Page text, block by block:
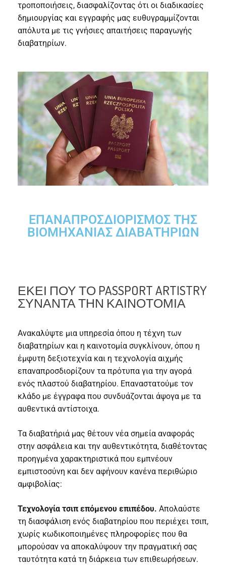
τροποποιήσεις, διασφαλίζοντας ότι οι διαδικασίες
δημιουργίας και εγγραφής μας ευθυγραμμίζονται
απόλυτα με τις γνήσιες απαιτήσεις παραγωγής
διαβατηρίων.
ΕΠΑΝΑΠΡΟΣΔΙΟΡΙΣΜΌΣ ΤΗΣ
ΒΙΟΜΗΧΑΝΊΑΣ ΔΙΑΒΑΤΗΡΊΩΝ
ΕΚΕΊ ΠΟΥ ΤΟ PASSPORT ARTISTRY
ΣΥΝΑΝΤΆ ΤΗΝ ΚΑΙΝΟΤΟΜΊΑ
Ανακαλύψτε μια υπηρεσία όπου η τέχνη των
διαβατηρίων και η καινοτομία συγκλίνουν, όπου η
έμφυτη δεξιοτεχνία και η τεχνολογία αιχμής
επαναπροσδιορίζουν τα πρότυπα για την αγορά
ενός πλαστού διαβατηρίου. Επαναστατούμε τον
κλάδο με έγγραφα που συνδυάζονται άψογα με τα
αυθεντικά αντίστοιχα.
Τα διαβατήριά μας θέτουν νέα σημεία αναφοράς
στην ασφάλεια και την αυθεντικότητα, διαθέτοντας
προηγμένα χαρακτηριστικά που εμπνέουν
εμπιστοσύνη και δεν αφήνουν κανένα περιθώριο
αμφιβολίας:
Τεχνολογία τσιπ επόμενου επιπέδου. Απολαύστε
τη διασφάλιση ενός διαβατηρίου που περιέχει τσιπ,
χωρίς κωδικοποιημένες πληροφορίες που θα
μπορούσαν να αποκαλύψουν την πραγματική σας
ταυτότητα κατά τη διάρκεια των επιθεωρήσεων.